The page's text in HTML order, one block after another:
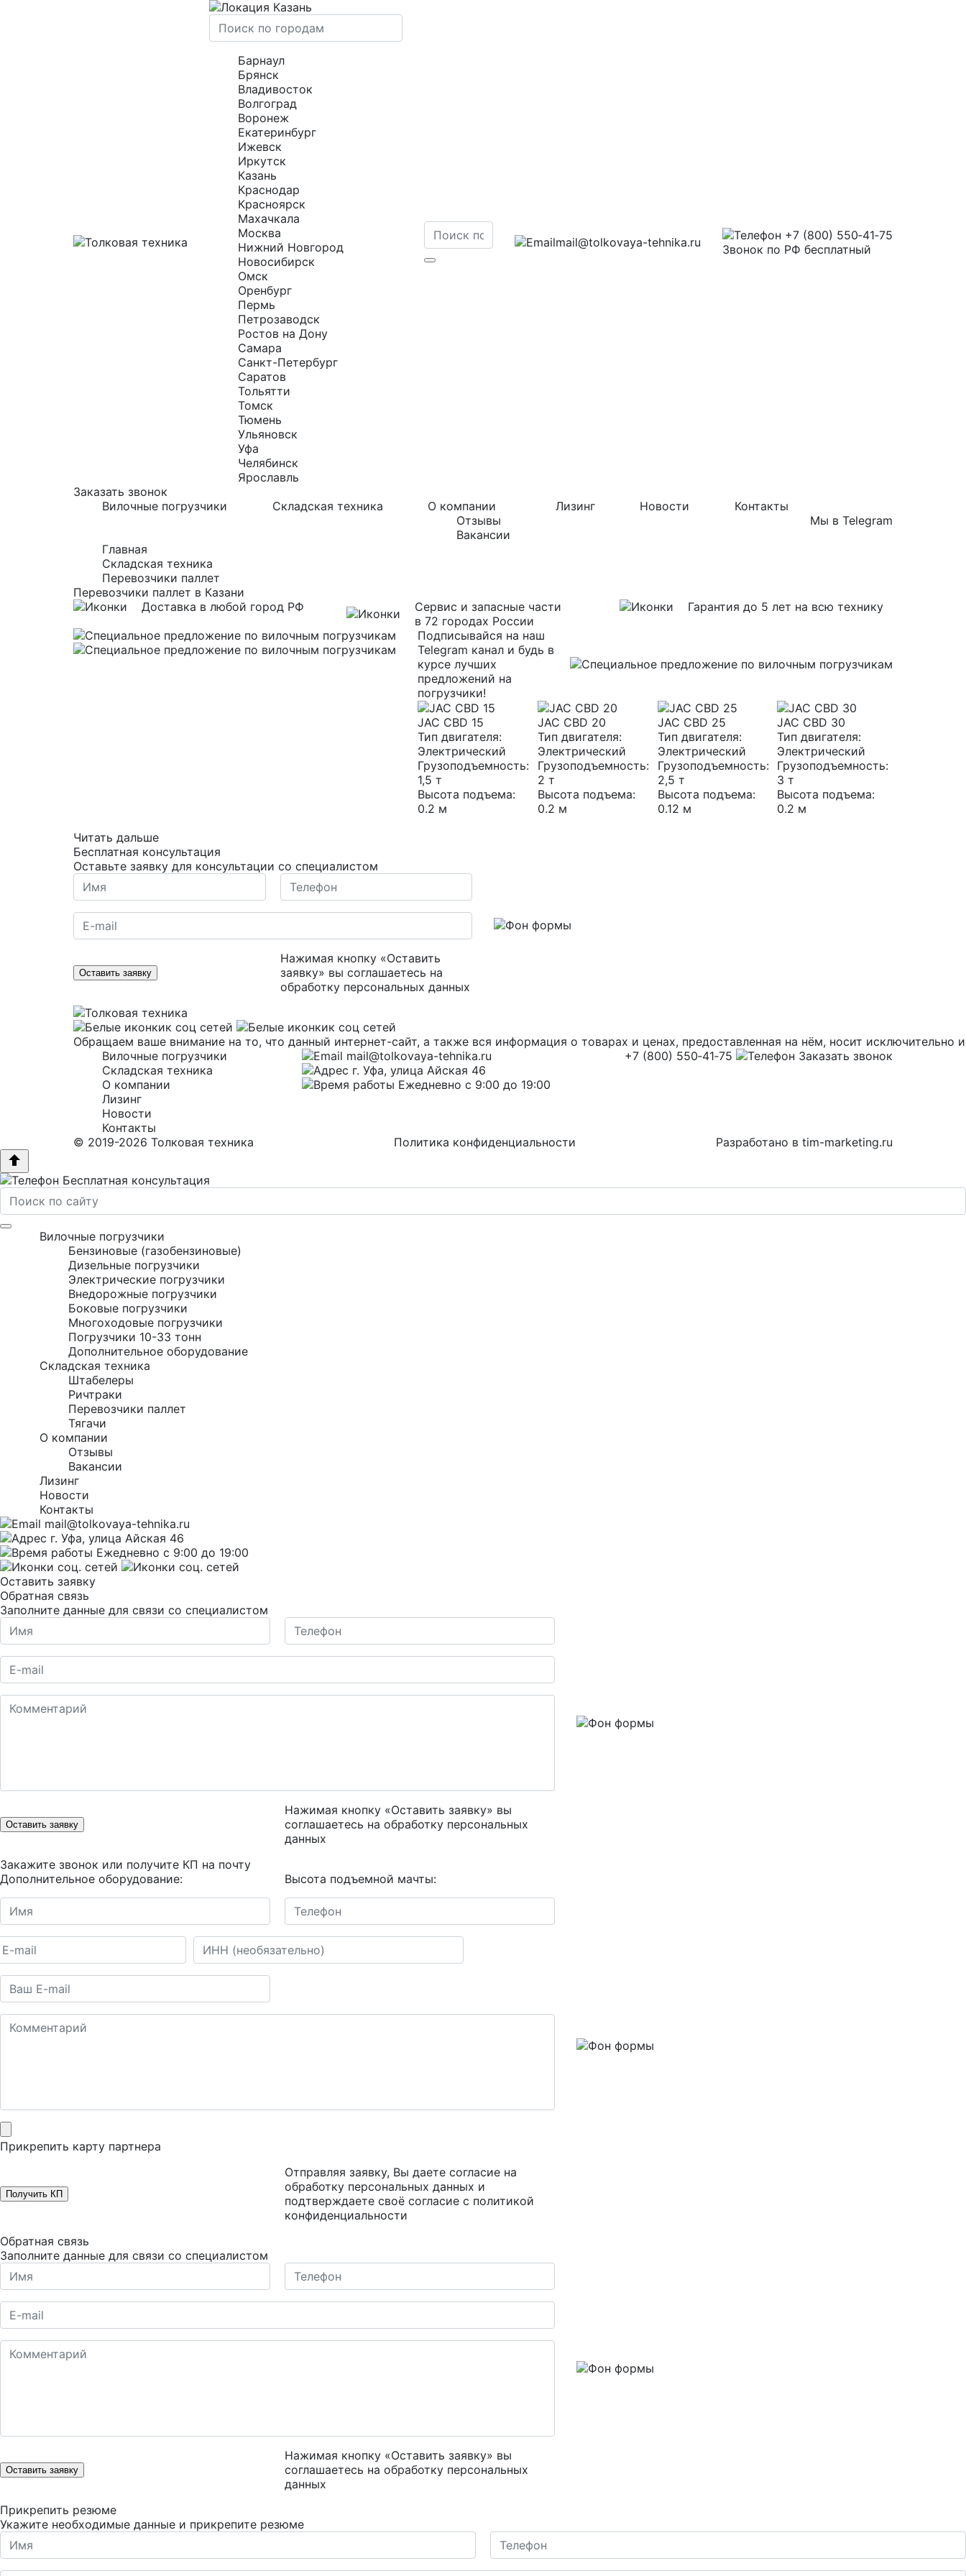
Казань
Барнаул
Брянск
Владивосток
Волгоград
Воронеж
Екатеринбург
Ижевск
Иркутск
Казань
Краснодар
Красноярск
Махачкала
Москва
Нижний Новгород
Новосибирск
Омск
Оренбург
Пермь
Петрозаводск
Ростов на Дону
Самара
Санкт-Петербург
Саратов
Тольятти
Томск
Тюмень
Ульяновск
Уфа
Челябинск
Ярославль
mail@tolkovaya-tehnika.ru
+7 (800) 550‑41‑75
Звонок по РФ бесплатный
Заказать звонок
Вилочные погрузчики
Складская техника
О компании
Отзывы
Вакансии
Лизинг Новости
Контакты
Мы в Telegram
Главная
Складская техника
Перевозчики паллет
Перевозчики паллет в Казани
Доставка в любой город РФ
Сервис и запасные части
в 72 городах России
Гарантия до 5 лет на всю технику
Подписывайся на наш
Telegram канал и будь в
курсе лучших
предложений на
погрузчики!
JAC CBD 15
Тип двигателя:
Электрический
Грузоподъемность:
1,5 т
Высота подъема:
0.2 м
JAC CBD 20
Тип двигателя:
Электрический
Грузоподъемность:
2 т
Высота подъема:
0.2 м
JAC CBD 25
Тип двигателя:
Электрический
Грузоподъемность:
2,5 т
Высота подъема:
0.12 м
JAC CBD 30
Тип двигателя:
Электрический
Грузоподъемность:
3 т
Высота подъема:
0.2 м
Читать дальше
Бесплатная консультация
Оставьте заявку для консультации со специалистом
Оставить заявку
Нажимая кнопку «Оставить
заявку» вы соглашаетесь на
обработку персональных данных
Обращаем ваше внимание на то, что данный интернет-сайт, а также вся информация о товарах и ценах, предоставленная на нём, носит
Вилочные погрузчики
Складская техника
О компании
Лизинг
Новости
Контакты
mail@tolkovaya-tehnika.ru
г. Уфа, улица Айская 46
Ежедневно с 9:00 до 19:00
+7 (800) 550‑41‑75 Заказать звонок
© 2019-2026 Толковая техника Политика конфиденциальности Разработано в tim-marketing.ru
Бесплатная консультация
Вилочные погрузчики
Бензиновые (газобензиновые)
Дизельные погрузчики
Электрические погрузчики
Внедорожные погрузчики
Боковые погрузчики
Многоходовые погрузчики
Погрузчики 10-33 тонн
Дополнительное оборудование
Складская техника
Штабелеры
Ричтраки
Перевозчики паллет
Тягачи
О компании
Отзывы
Вакансии
Лизинг
Новости
Контакты
mail@tolkovaya-tehnika.ru
г. Уфа, улица Айская 46
Ежедневно с 9:00 до 19:00
Оставить заявку
Обратная связь
Заполните данные для связи со специалистом
Оставить заявку
Нажимая кнопку «Оставить заявку» вы
соглашаетесь на обработку персональных
данных
Закажите звонок или получите КП на почту
Дополнительное оборудование:
Высота подъемной мачты:
Прикрепить карту партнера
Получить КП
Отправляя заявку, Вы даете согласие на
обработку персональных данных и
подтверждаете своё согласие с политикой
конфиденциальности
Обратная связь
Заполните данные для связи со специалистом
Оставить заявку
Нажимая кнопку «Оставить заявку» вы
соглашаетесь на обработку персональных
данных
Прикрепить резюме
Укажите необходимые данные и прикрепите резюме